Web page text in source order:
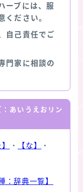
ーブには、服
ください。
自己責任でご
門家に相談の
あいうえおリン
・ 【な】
・
：辞典一覧】